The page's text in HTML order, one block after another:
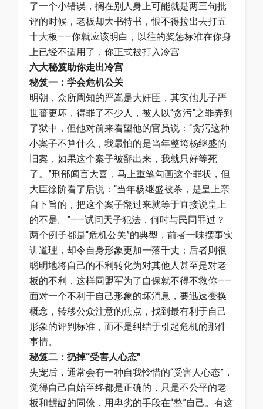
了一个小错误，搁在别人身上可能就是两三句批
评的时候，老板却大书特书，恨不得拉出去打五
十大板——你就应该明白，以往的奖惩标准在你身
上已经不适用了，你正式被打入冷宫
六大秘笈助你走出冷宫
秘笈一：学会危机公关
明朝，众所周知的严嵩是大奸臣，其实他儿子严
世蕃更坏，得罪了不少人，被人以“贪污”之罪弄到
了狱中，但他对前来看望他的官员说：“贪污这种
小案子不算什么，我最怕的是当年整垮杨继盛的
旧案，如果这个案子被翻出来，我就只好等死
了。”刑部闻言大喜，马上重笔勾画这个罪状，但
大臣徐阶看了后说：“当年杨继盛被杀，是皇上亲
自下旨的，把这个案子翻过来就等于直接说皇上
的不是。”——试问天子犯法，何时与民同罪过？
两个例子都是“危机公关”的典型，前者一味摆事实
讲道理，却令自身形象更加一落千丈；后者则很
聪明地将自己的不利转化为对其他人甚至是对老
板的不利，这样同盟军为了自保就不得不救你——
面对一个不利于自己形象的坏消息，要迅速变换
概念，转移公众注意的焦点，找到最有利于自己
形象的评判标准，而不是纠结于引起危机的那件
事情。
秘笈二：扔掉“受害人心态”
失宠后，通常会有一种自我怜惜的“受害人心态”，
觉得自己自始至终都是正确的，只是不公平的老
板和龌龊的同僚，用卑劣的手段在“整”自己。有这